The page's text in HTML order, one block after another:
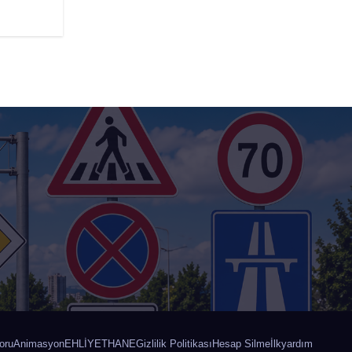
AnimasyonEHLİYETHANEGizlilik Politikası Hesap Silme İlkyardım